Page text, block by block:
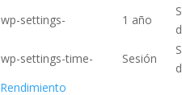
wp-settings-
1 año
wp-settings-time-
Sesión
Rendimiento